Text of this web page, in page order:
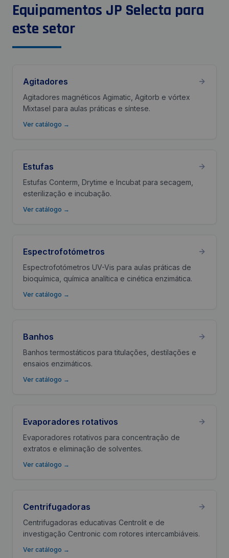
Equipamentos JP Selecta para
este setor
Agitadores
Agitadores magnéticos Agimatic, Agitorb e vórtex
Mixtasel para aulas práticas e síntese.
Ver catálogo →
Estufas
Estufas Conterm, Drytime e Incubat para secagem,
esterilização e incubação.
Ver catálogo →
Espectrofotómetros
Espectrofotómetros UV-Vis para aulas práticas de
bioquímica, química analítica e cinética enzimática.
Ver catálogo →
Banhos
Banhos termostáticos para titulações, destilações e
ensaios enzimáticos.
Ver catálogo →
Evaporadores rotativos
Evaporadores rotativos para concentração de
extratos e eliminação de solventes.
Ver catálogo →
Centrifugadoras
Centrifugadoras educativas Centrolit e de
investigação Centronic com rotores intercambiáveis.
Ver catálogo →